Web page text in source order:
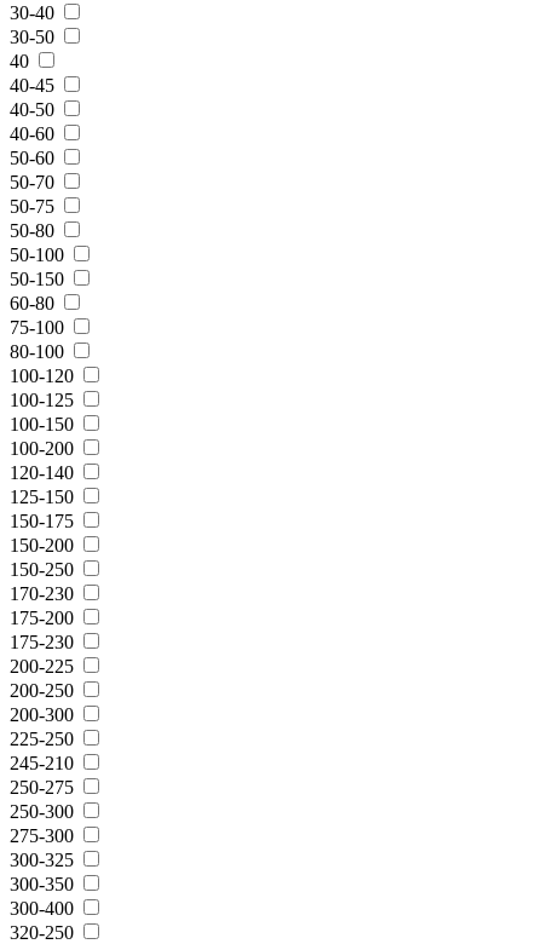
30-40
30-50
40
40-45
40-50
40-60
50-60
50-70
50-75
50-80
50-100
50-150
60-80
75-100
80-100
100-120
100-125
100-150
100-200
120-140
125-150
150-175
150-200
150-250
170-230
175-200
175-230
200-225
200-250
200-300
225-250
245-210
250-275
250-300
275-300
300-325
300-350
300-400
320-250